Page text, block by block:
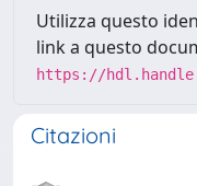
Utilizza questo
link a questo
https://
Citazioni